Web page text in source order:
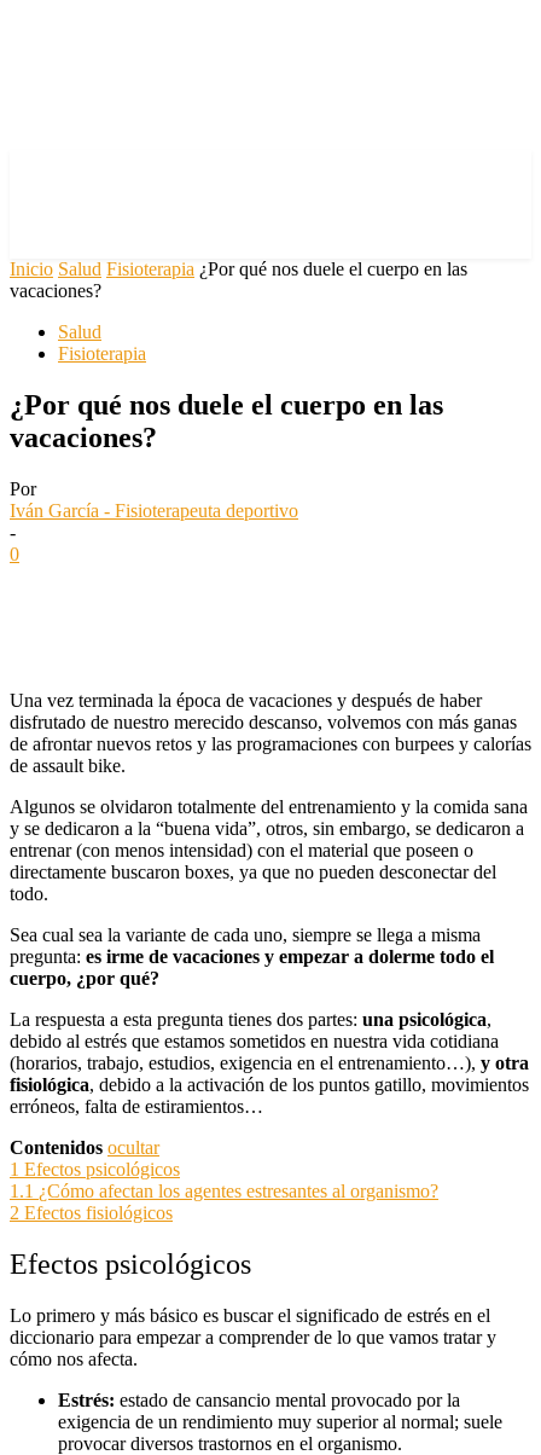
Inicio Salud Fisioterapia ¿Por qué nos duele el cuerpo en las
vacaciones?
Salud
Fisioterapia
¿Por qué nos duele el cuerpo en las
vacaciones?
Por
Iván García - Fisioterapeuta deportivo
-
0
Una vez terminada la época de vacaciones y después de haber
disfrutado de nuestro merecido descanso, volvemos con más ganas
de afrontar nuevos retos y las programaciones con burpees y calorías
de assault bike.
Algunos se olvidaron totalmente del entrenamiento y la comida sana
y se dedicaron a la “buena vida”, otros, sin embargo, se dedicaron a
entrenar (con menos intensidad) con el material que poseen o
directamente buscaron boxes, ya que no pueden desconectar del
todo.
Sea cual sea la variante de cada uno, siempre se llega a misma
pregunta: es irme de vacaciones y empezar a dolerme todo el
cuerpo, ¿por qué?
La respuesta a esta pregunta tienes dos partes: una psicológica,
debido al estrés que estamos sometidos en nuestra vida cotidiana
(horarios, trabajo, estudios, exigencia en el entrenamiento…), y otra
fisiológica, debido a la activación de los puntos gatillo, movimientos
erróneos, falta de estiramientos…
Contenidos ocultar
1 Efectos psicológicos
1.1 ¿Cómo afectan los agentes estresantes al organismo?
2 Efectos fisiológicos
Efectos psicológicos
Lo primero y más básico es buscar el significado de estrés en el
diccionario para empezar a comprender de lo que vamos tratar y
cómo nos afecta.
Estrés: estado de cansancio mental provocado por la
exigencia de un rendimiento muy superior al normal; suele
provocar diversos trastornos en el organismo.